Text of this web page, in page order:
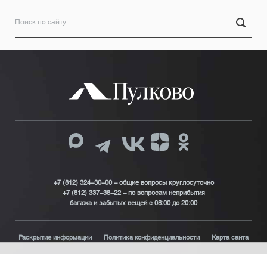
+7 (812) 324-30-00 - общие вопросы круглосуточно
+7 (812) 337-38-22 – по вопросам неприбытия
багажа и забытых вещей с 08:00 до 20:00
Раскрытие информации Политика конфиденциальности Карта сайта